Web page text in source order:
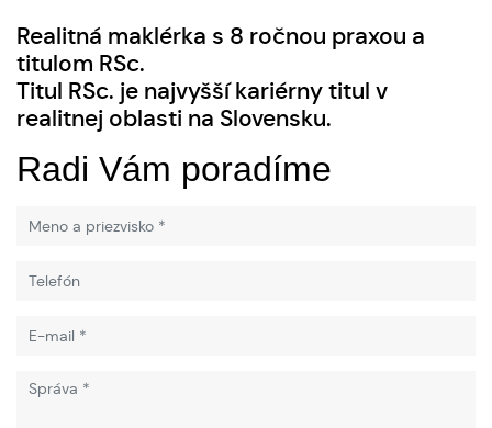
Realitná maklérka s 8 ročnou praxou a
titulom RSc.
Titul RSc. je najvyšší kariérny titul v
realitnej oblasti na Slovensku.
Radi Vám poradíme